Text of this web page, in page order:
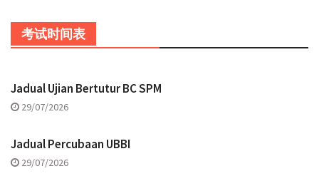
考试时间表
Jadual Ujian Bertutur BC SPM
29/07/2026
Jadual Percubaan UBBI
29/07/2026